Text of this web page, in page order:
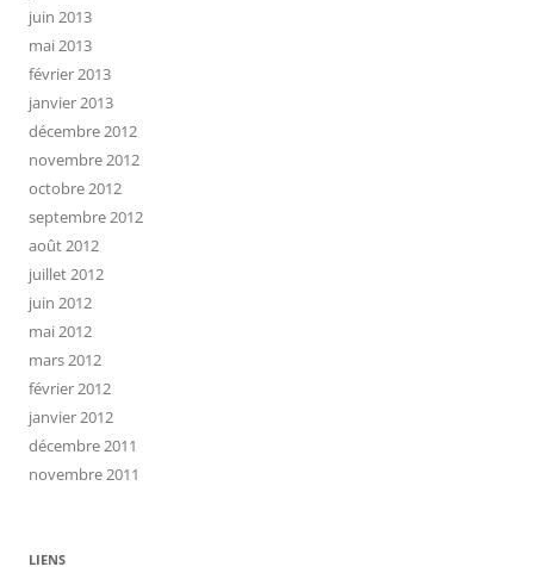
juin 2013
mai 2013
février 2013
janvier 2013
décembre 2012
novembre 2012
octobre 2012
septembre 2012
août 2012
juillet 2012
juin 2012
mai 2012
mars 2012
février 2012
janvier 2012
décembre 2011
novembre 2011
LIENS